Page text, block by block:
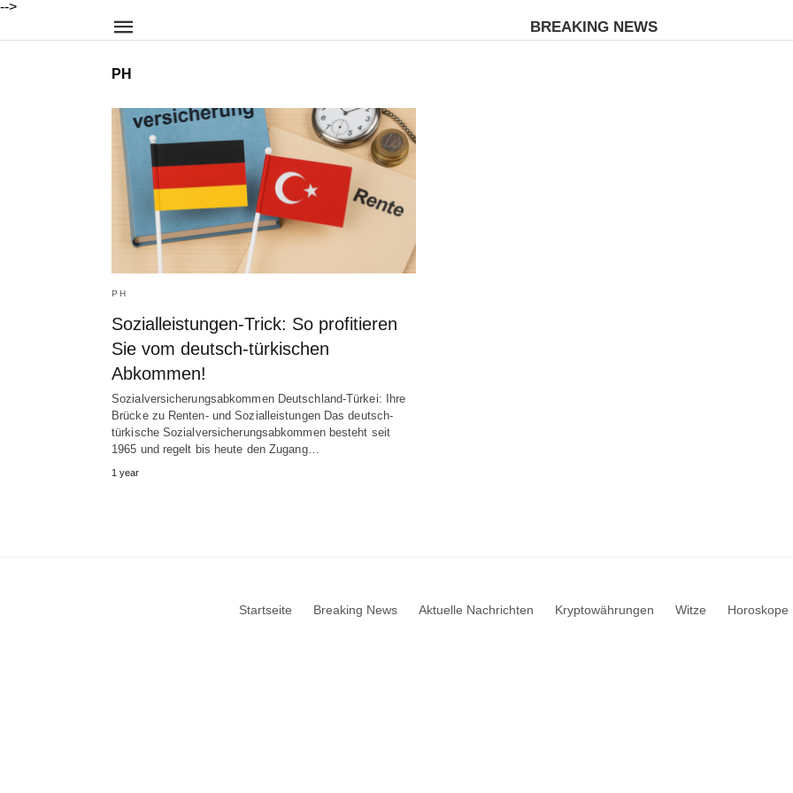
-->
BREAKING NEWS
PH
PH
Sozialleistungen-Trick: So profitieren
Sie vom deutsch-türkischen
Abkommen!
Sozialversicherungsabkommen Deutschland-Türkei: Ihre
Brücke zu Renten- und Sozialleistungen Das deutsch-
türkische Sozialversicherungsabkommen besteht seit
1965 und regelt bis heute den Zugang…
1 year
Startseite Breaking News Aktuelle Nachrichten Kryptowährungen Witze Horoskope